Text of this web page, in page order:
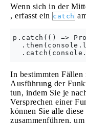
Wenn sich in der
, erfasst ein catch
p.catch(() =>
In bestimmten Fällen
Ausführung der
tun, indem Sie je
Versprechen einer
können Sie alle
zusammenführen,